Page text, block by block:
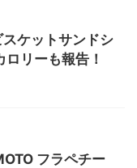
ケットサンドシ
ロリーも報告！
フラペチー